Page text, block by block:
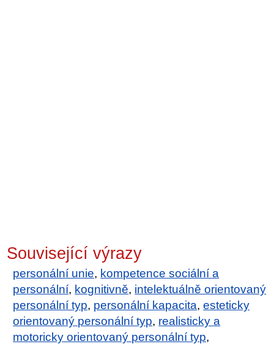
Související výrazy
personální unie, kompetence sociální a
personální, kognitivně, intelektuálně orientovaný
personální typ, personální kapacita,esteticky
orientovaný personální typ, realisticky a
motoricky orientovaný personální typ,